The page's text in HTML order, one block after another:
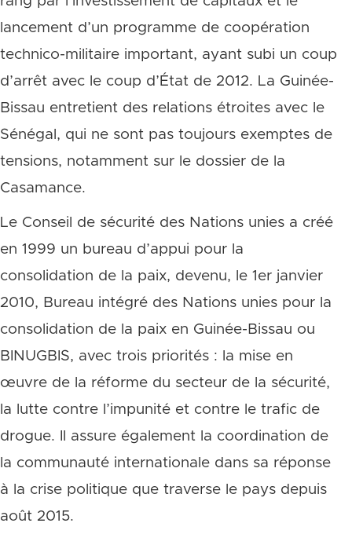
lancement d’un programme de coopération
technico-militaire important, ayant subi un coup
d’arrêt avec le coup d’État de 2012. La Guinée-
Bissau entretient des relations étroites avec le
Sénégal, qui ne sont pas toujours exemptes de
tensions, notamment sur le dossier de la
Casamance.
Le Conseil de sécurité des Nations unies a créé
en 1999 un bureau d’appui pour la
consolidation de la paix, devenu, le 1er janvier
2010, Bureau intégré des Nations unies pour la
consolidation de la paix en Guinée-Bissau ou
BINUGBIS, avec trois priorités : la mise en
œuvre de la réforme du secteur de la sécurité,
la lutte contre l’impunité et contre le trafic de
drogue. Il assure également la coordination de
la communauté internationale dans sa réponse
à la crise politique que traverse le pays depuis
août 2015.